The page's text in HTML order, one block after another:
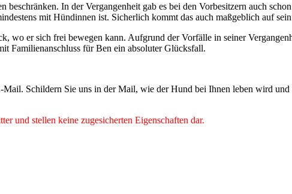
In der Vergangenheit gab es bei den Vorbesitzern auch
mit Hündinnen ist. Sicherlich kommt das auch maßgeblich auf
wo er sich frei bewegen kann. Aufgrund der Vorfälle in seiner
Familienanschluss für Ben ein absoluter Glücksfall.
Schildern Sie uns in der Mail, wie der Hund bei Ihnen leben wird
und stellen keine zugesicherten Eigenschaften dar.